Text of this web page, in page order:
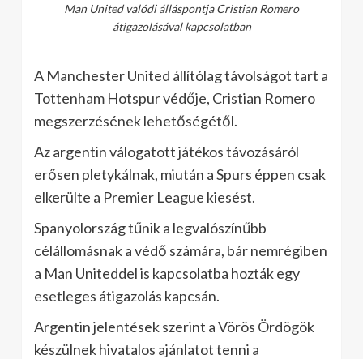
Man United valódi álláspontja Cristian Romero
átigazolásával kapcsolatban
A Manchester United állítólag távolságot tart a
Tottenham Hotspur védője, Cristian Romero
megszerzésének lehetőségétől.
Az argentin válogatott játékos távozásáról
erősen pletykálnak, miután a Spurs éppen csak
elkerülte a Premier League kiesést.
Spanyolország tűnik a legvalószínűbb
célállomásnak a védő számára, bár nemrégiben
a Man Uniteddel is kapcsolatba hozták egy
esetleges átigazolás kapcsán.
Argentin jelentések szerint a Vörös Ördögök
készülnek hivatalos ajánlatot tenni a